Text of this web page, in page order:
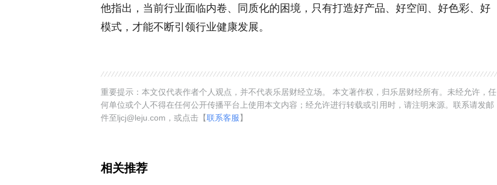
他指出，当前行业面临内卷、同质化的困境，只有打造好产品、好空间、好色彩、好
模式，才能不断引领行业健康发展。
重要提示：本文仅代表作者个人观点，并不代表乐居财经立场。 本文著作权，归乐居财经所有。未经允许，任
何单位或个人不得在任何公开传播平台上使用本文内容；经允许进行转载或引用时，请注明来源。联系请发邮
件至ljcj@leju.com，或点击【联系客服】
相关推荐